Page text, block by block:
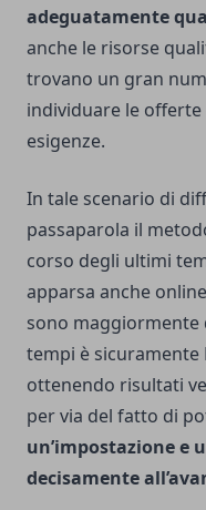
adeguatamente
anche le risorse
trovano un gran
individuare le
esigenze.
In tale scenario di
passaparola il
corso degli ultimi
apparsa anche
sono
tempi è sicuramente
ottenendo risultati
per via del fatto di
un’impostazione e
decisamente